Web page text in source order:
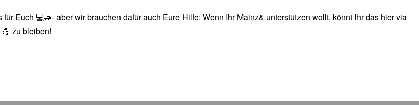
Euch 💻🚙- aber wir brauchen dafür auch Eure Hilfe: Wenn Ihr Mainz& unterstützen wollt, könnt Ihr das hier via
zu bleiben!